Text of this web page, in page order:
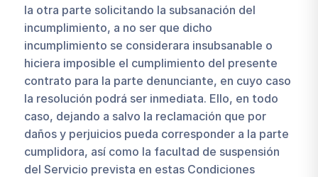
la otra parte solicitando la subsanación del
incumplimiento, a no ser que dicho
incumplimiento se considerara insubsanable o
hiciera imposible el cumplimiento del presente
contrato para la parte denunciante, en cuyo caso
la resolución podrá ser inmediata. Ello, en todo
caso, dejando a salvo la reclamación que por
daños y perjuicios pueda corresponder a la parte
cumplidora, así como la facultad de suspensión
del Servicio prevista en estas Condiciones